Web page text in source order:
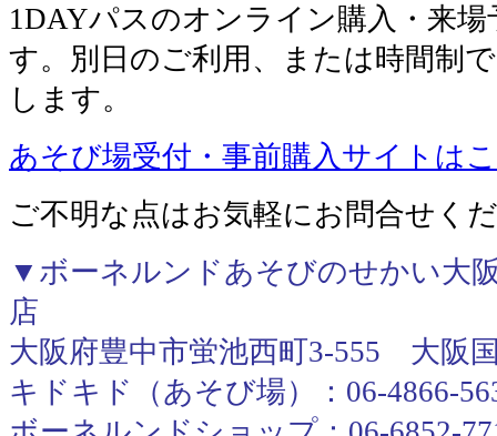
1DAYパスのオンライン購入・来
す。別日のご利用、または時間制
します。
あそび場受付・事前購入サイトは
ご不明な点はお気軽にお問合せく
▼ボーネルンドあそびのせかい大
店
大阪府豊中市蛍池西町3-555 大阪
キドキド（あそび場）：06-4866-